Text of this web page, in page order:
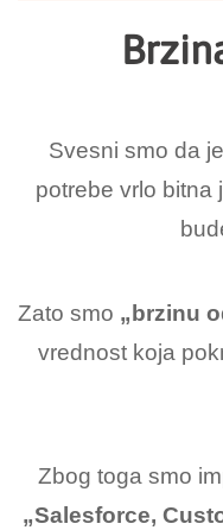
Svesni smo da
potrebe vrlo bitna
Zato smo „brzinu
vrednost koja
Zbog toga smo
„Salesforce,